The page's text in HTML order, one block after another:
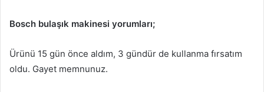
Bosch bulaşık makinesi yorumları;
Ürünü 15 gün önce aldım, 3 gündür de kullanma fırsatım
oldu. Gayet memnunuz.